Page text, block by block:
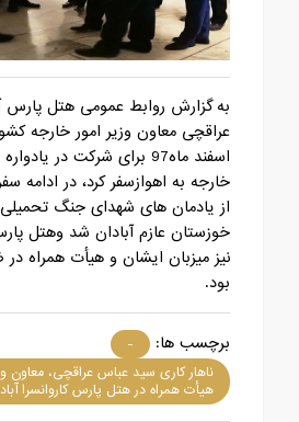
به گزارش روابط عمومی هتل پارس
اسفند ماه97 برای شرکت در
خارجه به اهوازسفر کرد، در ادامه
از یادمان های شهدای جنگ
خوزستان عازم آبادان شد وهتل
نیز میزبان ایشان و هیأت همراه در
بود.
برچسب ها:
-
ناهار کاری سید عباس عراقچی، معاون
هیأت همراه در هتل پارس کاروانسرا